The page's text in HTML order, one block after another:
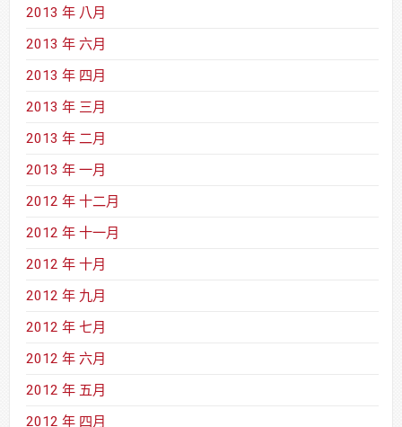
2013 年 八月
2013 年 六月
2013 年 四月
2013 年 三月
2013 年 二月
2013 年 一月
2012 年 十二月
2012 年 十一月
2012 年 十月
2012 年 九月
2012 年 七月
2012 年 六月
2012 年 五月
2012 年 四月